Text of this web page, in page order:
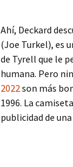
Ahí, Deckard
(Joe Turkel), es
de Tyrell que le
humana. Pero
2022son más
1996. La
publicidad de